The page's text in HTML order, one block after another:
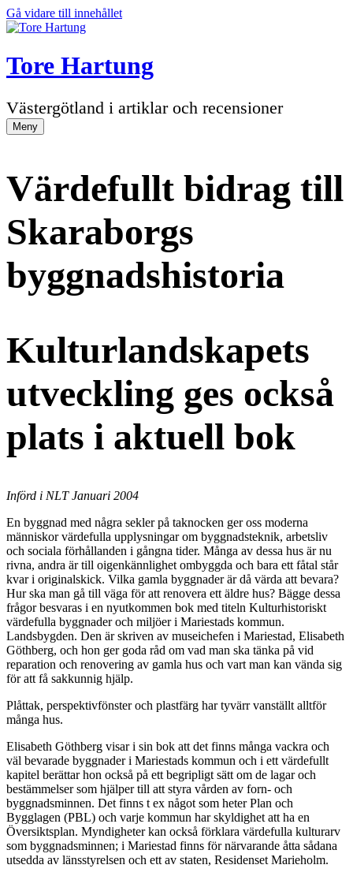
Gå vidare till innehållet
Tore Hartung
Västergötland i artiklar och recensioner
Meny
Värdefullt bidrag till
Skaraborgs
byggnadshistoria
Kulturlandskapets
utveckling ges också
plats i aktuell bok
Införd i NLT Januari 2004
En byggnad med några sekler på taknocken ger oss moderna
människor värdefulla upplysningar om byggnadsteknik, arbetsliv
och sociala förhållanden i gångna tider. Många av dessa hus är nu
rivna, andra är till oigenkännlighet ombyggda och bara ett fåtal står
kvar i originalskick. Vilka gamla byggnader är då värda att bevara?
Hur ska man gå till väga för att renovera ett äldre hus? Bägge dessa
frågor besvaras i en nyutkommen bok med titeln Kulturhistoriskt
värdefulla byggnader och miljöer i Mariestads kommun.
Landsbygden. Den är skriven av museichefen i Mariestad, Elisabeth
Göthberg, och hon ger goda råd om vad man ska tänka på vid
reparation och renovering av gamla hus och vart man kan vända sig
för att få sakkunnig hjälp.
Plåttak, perspektivfönster och plastfärg har tyvärr vanställt alltför
många hus.
Elisabeth Göthberg visar i sin bok att det finns många vackra och
väl bevarade byggnader i Mariestads kommun och i ett värdefullt
kapitel berättar hon också på ett begripligt sätt om de lagar och
bestämmelser som hjälper till att styra vården av forn- och
byggnadsminnen. Det finns t ex något som heter Plan och
Bygglagen (PBL) och varje kommun har skyldighet att ha en
Översiktsplan. Myndigheter kan också förklara värdefulla kulturarv
som byggnadsminnen; i Mariestad finns för närvarande åtta sådana
utsedda av länsstyrelsen och ett av staten, Residenset Marieholm.